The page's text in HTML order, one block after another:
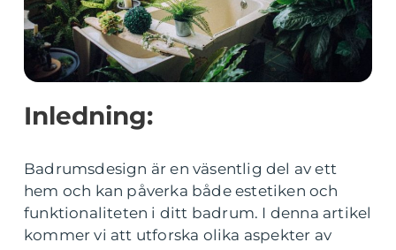
Inledning:
Badrumsdesign är en väsentlig del av ett
hem och kan påverka både estetiken och
funktionaliteten i ditt badrum. I denna artikel
kommer vi att utforska olika aspekter av